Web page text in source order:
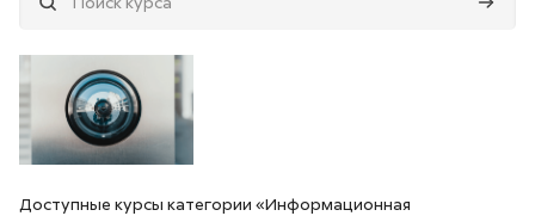
Поиск курса Поиск
Доступные курсы категории «Информационная